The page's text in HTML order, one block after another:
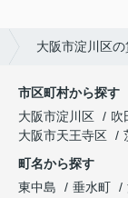
大阪市淀川区
市区町村から探す
大阪市淀川区
吹
大阪市天王寺区
町名から探す
東中島
垂水町